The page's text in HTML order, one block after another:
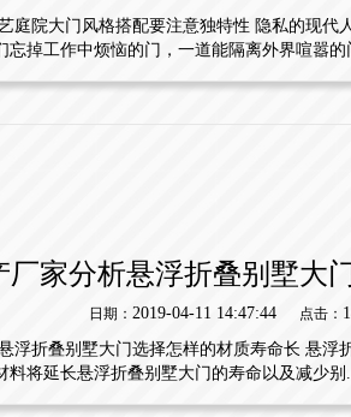
庭院大门风格搭配要注意独特性 隐私的现代
忘掉工作中烦恼的门，一道能隔离外界喧嚣的
厂家分析悬浮折叠别墅大
日期： 2019-04-11 14:47:44 点击：
浮折叠别墅大门选择怎样的材质寿命长 悬浮
料将延长悬浮折叠别墅大门的寿命以及减少别